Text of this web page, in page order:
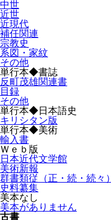
中世
近世
近現代
補任関連
宗教史
系図・家紋
その他
単行本◆書誌
反町茂雄関連書
目録
その他
単行本◆日本語史
キリシタン版
単行本◆美術
輸入書
Ｗｅｂ版
日本近代文学館
美術新報
群書類従（正・続・続々）
史料纂集
美本なし
美本がありません
古書